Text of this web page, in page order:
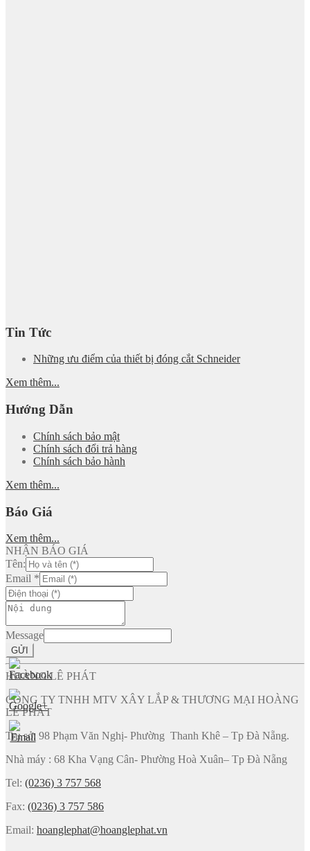
Tin Tức
Những ưu điểm của thiết bị đóng cắt Schneider
Xem thêm...
Hướng Dẫn
Chính sách bảo mật
Chính sách đổi trả hàng
Chính sách bảo hành
Xem thêm...
Báo Giá
Xem thêm...
NHẬN BÁO GIÁ
Tên:
Email *
Message
GỬI
HOÀNG LÊ PHÁT
CÔNG TY TNHH MTV XÂY LẮP & THƯƠNG MẠI HOÀNG
LÊ PHÁT
Trụ sở: 98 Phạm Văn Nghị- Phường Thanh Khê – Tp Đà Nẵng.
Nhà máy : 68 Kha Vạng Cân- Phường Hoà Xuân– Tp Đà Nẵng
Tel: (0236) 3 757 568
Fax: (0236) 3 757 586
Email: hoanglephat@hoanglephat.vn